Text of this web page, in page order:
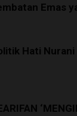
Emas
Hati Nurani